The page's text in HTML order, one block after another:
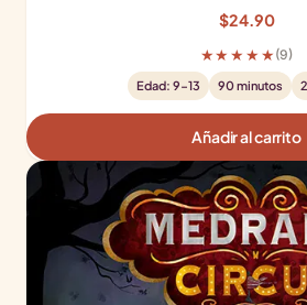
$24.90
★★★★★ (9)
Edad: 9-13 90 minutos
Añadir al carrito